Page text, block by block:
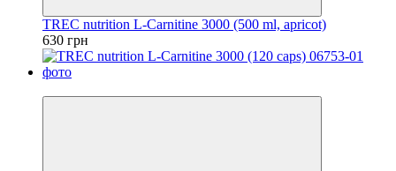
TREC nutrition L-Carnitine 3000 (500 ml, apricot)
630 грн